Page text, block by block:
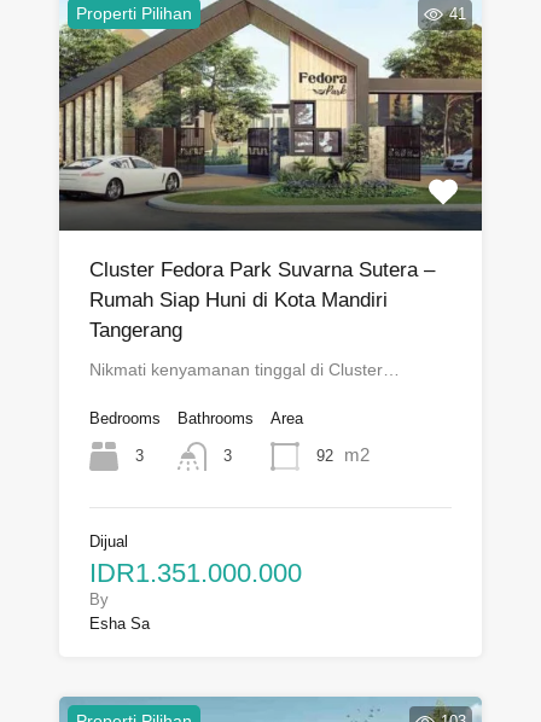
Properti Pilihan 41
Cluster Fedora Park Suvarna Sutera –
Rumah Siap Huni di Kota Mandiri
Tangerang
Nikmati kenyamanan tinggal di Cluster…
Bedrooms
3
Bathrooms
3
Area
92 m2
Dijual
IDR1.351.000.000
By
Esha Sa